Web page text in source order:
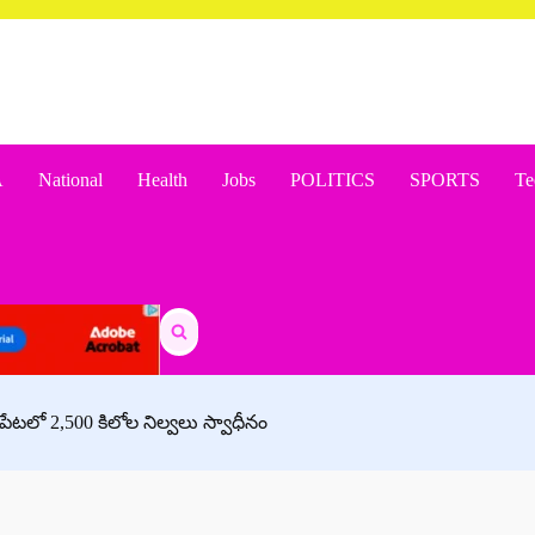
National Health Jobs POLITICS SPORTS
Search
for:
2,500 కిలోల నిల్వలు స్వాధీనం